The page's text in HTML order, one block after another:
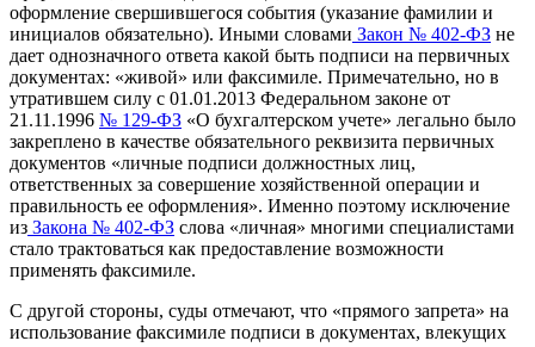
оформление свершившегося события (указание фамилии и
инициалов обязательно). Иными словами Закон № 402-ФЗ не
дает однозначного ответа какой быть подписи на первичных
документах: «живой» или факсимиле. Примечательно, но в
утратившем силу с 01.01.2013 Федеральном законе от
21.11.1996 № 129-ФЗ «О бухгалтерском учете» легально было
закреплено в качестве обязательного реквизита первичных
документов «личные подписи должностных лиц,
ответственных за совершение хозяйственной операции и
правильность ее оформления». Именно поэтому исключение
из Закона № 402-ФЗ слова «личная» многими специалистами
стало трактоваться как предоставление возможности
применять факсимиле.
С другой стороны, суды отмечают, что «прямого запрета» на
использование факсимиле подписи в документах, влекущих